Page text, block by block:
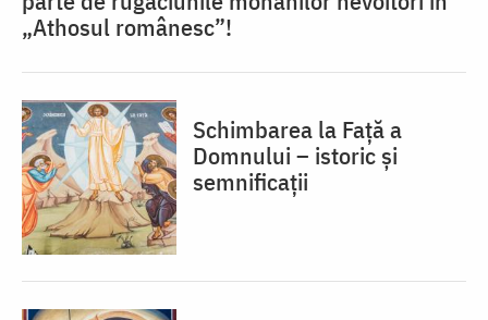
„Athosul românesc”!
Schimbarea la Față a
Domnului – istoric și
semnificații